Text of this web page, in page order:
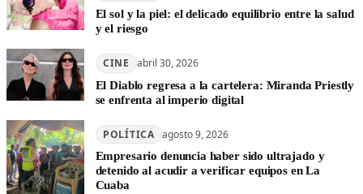
El sol y la piel: el delicado equilibrio entre la salud
y el riesgo
CINE abril 30, 2026
El Diablo regresa a la cartelera: Miranda Priestly
se enfrenta al imperio digital
POLÍTICA agosto 9, 2026
Empresario denuncia haber sido ultrajado y
detenido al acudir a verificar equipos en La
Cuaba